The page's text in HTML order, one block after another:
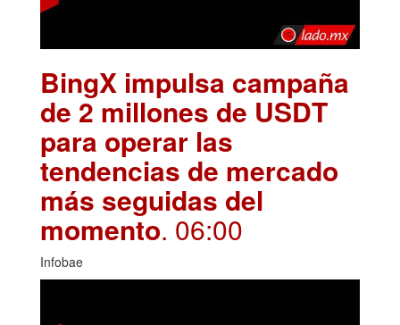
BingX impulsa campaña
de 2 millones de USDT
para operar las
tendencias de mercado
más seguidas del
momento. 06:00
Infobae